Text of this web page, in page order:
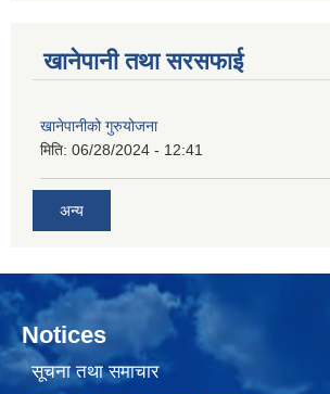
खानेपानी तथा सरसफाई
खानेपानीको गुरुयोजना
मिति: 06/28/2024 - 12:41
अन्य
Notices
सूचना तथा समाचार